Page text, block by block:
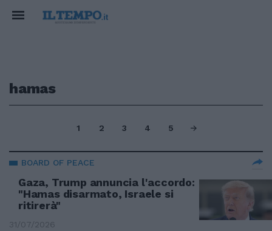
hamas
1 2 3 4 5
BOARD OF PEACE
Gaza, Trump annuncia l'accordo:
"Hamas disarmato, Israele si
ritirerà"
31/07/2026